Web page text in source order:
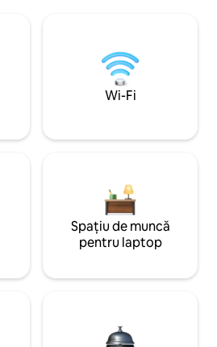
Wi-Fi
Spațiu de muncă
pentru laptop